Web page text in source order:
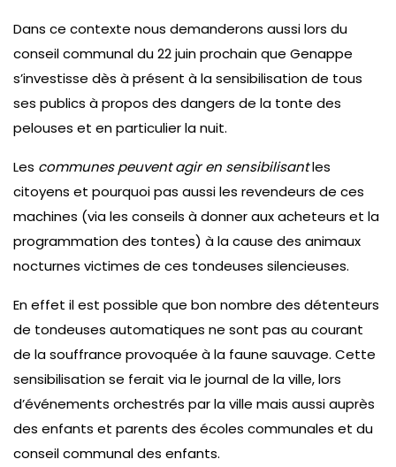
Dans ce contexte nous demanderons aussi lors du
conseil communal du 22 juin prochain que Genappe
s’investisse dès à présent à la sensibilisation de tous
ses publics à propos des dangers de la tonte des
pelouses et en particulier la nuit.
Les communes peuvent agir en sensibilisantles
citoyens et pourquoi pas aussi les revendeurs de ces
machines (via les conseils à donner aux acheteurs et la
programmation des tontes) à la cause des animaux
nocturnes victimes de ces tondeuses silencieuses.
En effet il est possible que bon nombre des détenteurs
de tondeuses automatiques ne sont pas au courant
de la souffrance provoquée à la faune sauvage. Cette
sensibilisation se ferait via le journal de la ville, lors
d’événements orchestrés par la ville mais aussi auprès
des enfants et parents des écoles communales et du
conseil communal des enfants.